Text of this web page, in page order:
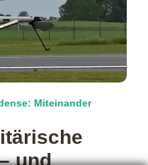
Miteinander
und